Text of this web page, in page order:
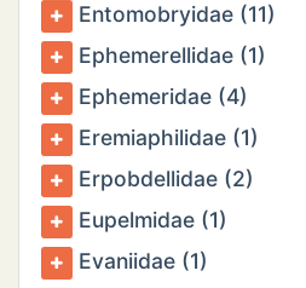
Entomobryidae (11)
Ephemerellidae (1)
Ephemeridae (4)
Eremiaphilidae (1)
Erpobdellidae (2)
Eupelmidae (1)
Evaniidae (1)